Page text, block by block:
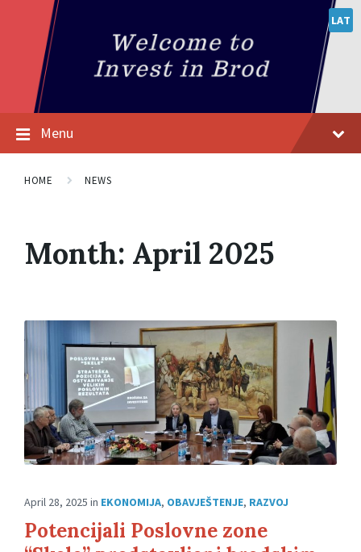
LAT
Menu
HOME NEWS
Month: April 2025
April 28, 2025 in EKONOMIJA, OBAVJEŠTENJE, RAZVOJ
Potencijali Poslovne zone